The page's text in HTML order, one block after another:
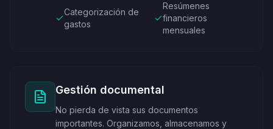
Categorización de
gastos
Resúmenes
financieros
mensuales
Gestión documental
No pierda de vista sus documentos
importantes. Organizamos, almacenamos y